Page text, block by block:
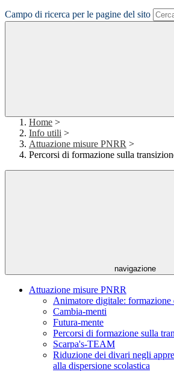
Campo di ricerca per le pagine del sito
Home >
Info utili >
Attuazione misure PNRR >
Percorsi di formazione sulla
navigazione
Attuazione misure PNRR
Animatore digitale: formazione
Cambia-menti
Futura-mente
Percorsi di formazione sulla
Scarpa's-TEAM
Riduzione dei divari negli
alla dispersione scolastica